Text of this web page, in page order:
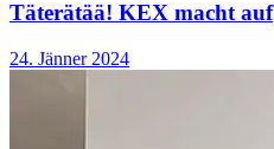
Täterätää! KEX macht auf
24. Jänner 2024